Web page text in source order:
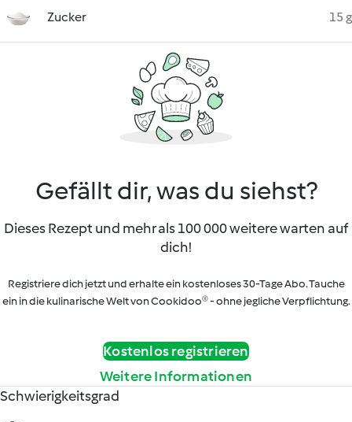
Zucker 15 g
Gefällt dir, was du siehst?
Dieses Rezept und mehr als 100 000 weitere warten auf
dich!
Registriere dich jetzt und erhalte ein kostenloses 30-Tage Abo. Tauche
ein in die kulinarische Welt von Cookidoo® - ohne jegliche Verpflichtung.
Kostenlos registrieren
Weitere Informationen
Schwierigkeitsgrad